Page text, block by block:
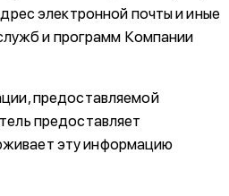
электронной почты и иные
и программ Компании
предоставляемой
предоставляет
эту информацию